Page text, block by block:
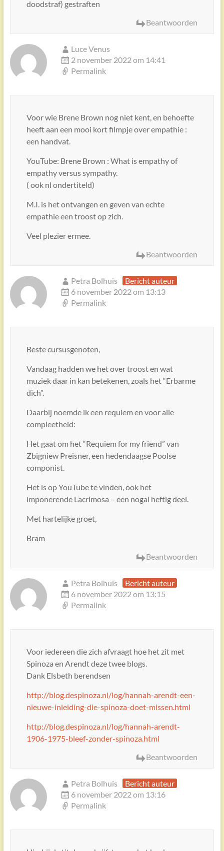
doodstraf) gestraften
Beantwoorden
Luce Venus
2 november 2022 om 14:41
Permalink
Voor wie Brene Brown nog niet kent, en behoefte
heeft aan een mooi kort filmpje over empathie :
een handvat.
YouTube: Brene Brown : What is empathy of
empathy versus sympathy.
( ook nl ondertiteld)
M.I. is het ontvangen en geven van echte
empathie een troost op zich.
Veel plezier ermee.
Beantwoorden
Petra Bolhuis
Bericht auteur
6 november 2022 om 13:13
Permalink
Beste cursusgenoten,
Vandaag hadden we het over troost en wat
muziek daar in kan betekenen, zoals het “Erbarme
dich”.
Daarbij noemde ik een requiem en voor alle
compleetheid:
Het gaat om het “Requiem for my friend” van
Zbigniew Preisner, een hedendaagse Poolse
componist.
Het is op YouTube te vinden, ook het
imponerende Lacrimosa – een nogal heftig deel.
Met hartelijke groet,
Bram
Beantwoorden
Petra Bolhuis
Bericht auteur
6 november 2022 om 13:15
Permalink
Voor iedereen die zich afvraagt hoe het zit met
Spinoza en Arendt deze twee blogs.
Dank Elsbeth berendsen
http://blog.despinoza.nl/log/hannah-arendt-een-
nieuwe-inleiding-die-spinoza-doet-missen.html
http://blog.despinoza.nl/log/hannah-arendt-
1906-1975-bleef-zonder-spinoza.html
Beantwoorden
Petra Bolhuis
Bericht auteur
6 november 2022 om 13:16
Permalink